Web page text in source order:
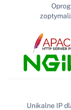
Unikalne IP